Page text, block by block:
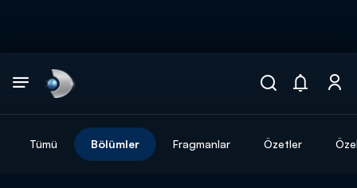
Tümü Bölümler Fragmanlar Özetler